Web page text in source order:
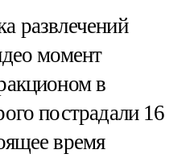
развлечений
момент
в
пострадали 16
время